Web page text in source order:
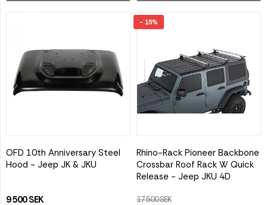
OFD 10th Anniversary Steel
Hood - Jeep JK & JKU
9 500 SEK
- 15%
Rhino-Rack Pioneer Backbone
Crossbar Roof Rack W Quick
Release - Jeep JKU 4D
17 500 SEK